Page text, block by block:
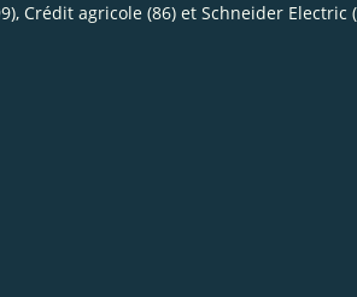
Crédit agricole (86) et Schneider Electric